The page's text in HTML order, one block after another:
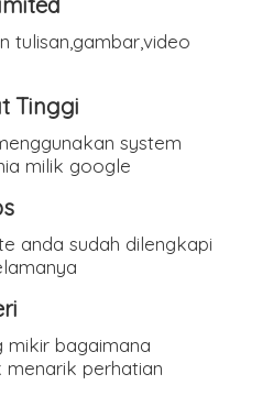
tulisan,gambar,video
Tinggi
system
milik google
anda sudah dilengkapi
mikir bagaimana
perhatian